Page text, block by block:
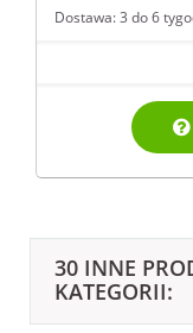
Dostawa: 3 do 6
30 INNE
KATEGORII: